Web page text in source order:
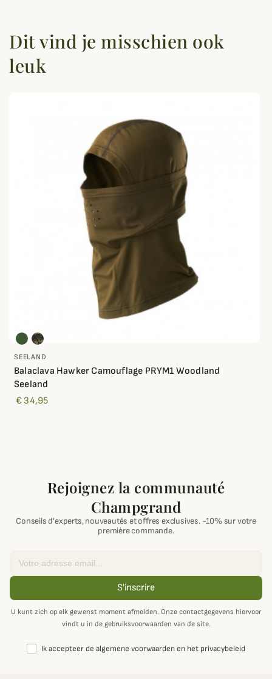
Dit vind je misschien ook
leuk
SEELAND
Balaclava Hawker Camouflage PRYM1 Woodland
Seeland
€ 34,95
Rejoignez la communauté
Champgrand
Conseils d'experts, nouveautés et offres exclusives. -10% sur votre
première commande.
S'inscrire
U kunt zich op elk gewenst moment afmelden. Onze contactgegevens hiervoor
vindt u in de gebruiksvoorwaarden van de site.
Ik accepteer de algemene voorwaarden en het privacybeleid